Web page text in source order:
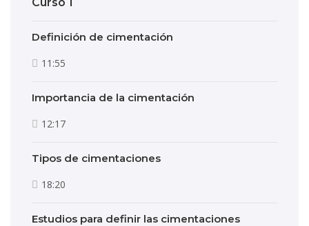
Definición de cimentación
11:55
Importancia de la cimentación
12:17
Tipos de cimentaciones
18:20
Estudios para definir las cimentaciones